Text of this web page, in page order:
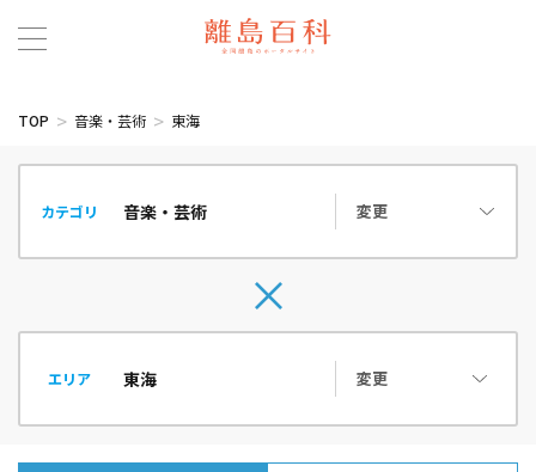
TOP 音楽・芸術 東海
カテゴリ 変更
エリア 変更